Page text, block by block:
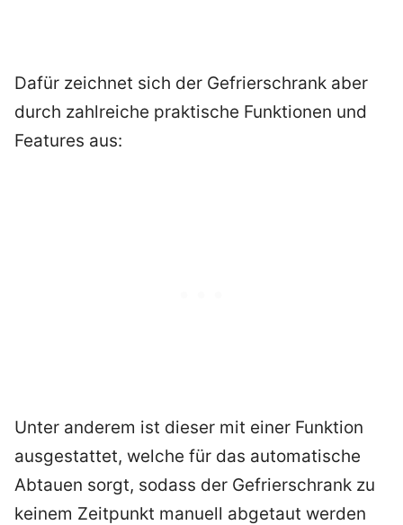
Dafür zeichnet sich der Gefrierschrank aber
durch zahlreiche praktische Funktionen und
Features aus:
Unter anderem ist dieser mit einer Funktion
ausgestattet, welche für das automatische
Abtauen sorgt, sodass der Gefrierschrank zu
keinem Zeitpunkt manuell abgetaut werden